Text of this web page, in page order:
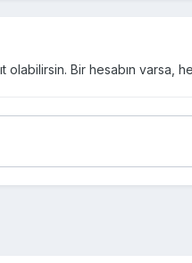
olabilirsin. Bir hesabın varsa,